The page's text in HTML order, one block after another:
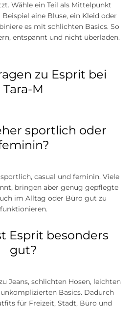
Wähle ein Teil als Mittelpunkt
eine Bluse, ein Kleid oder
es mit schlichten Basics. So
entspannt und nicht überladen.
zu Esprit bei
Tara-M
sportlich oder
casual und feminin. Viele
bringen aber genug gepflegte
im Alltag oder Büro gut zu
funktionieren.
Esprit besonders
gut?
Jeans, schlichten Hosen, leichten
Basics. Dadurch
für Freizeit, Stadt, Büro und